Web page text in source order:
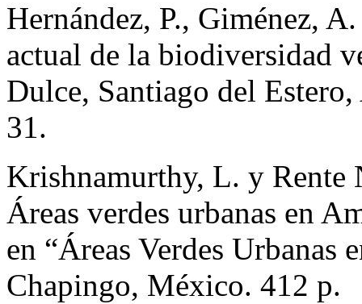
Hernández, P., Giménez,
actual de la biodiversidad
Dulce, Santiago del
31.
Krishnamurthy, L. y Rente
Áreas verdes urbanas en
en “Áreas Verdes Urbanas
Chapingo, México. 412 p.